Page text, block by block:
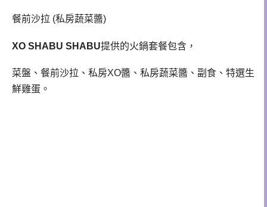
餐前沙拉 (私房蔬菜醬)
XO SHABU SHABU提供的火鍋套餐包含，
菜盤、餐前沙拉、私房XO醬、私房蔬菜醬、副食、特選生
鮮雞蛋。